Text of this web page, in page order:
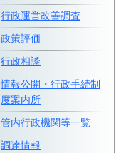
行政運営改善調査
政策評価
行政相談
情報公開・行政手続制
度案内所
管内行政機関等一覧
調達情報